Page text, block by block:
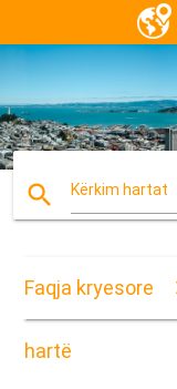
search Kërkim hartat
Faqja kryesore
hartë